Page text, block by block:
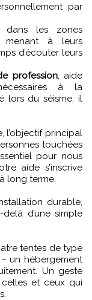
par
dans les zones
menant à leurs
d’écouter leurs
profession, aide
à la
lors du séisme, il
l’objectif principal
touchées
pour nous
aide s’inscrive
long terme.
durable,
d’une simple
tentes de type
un hébergement
Un geste
et ceux qui